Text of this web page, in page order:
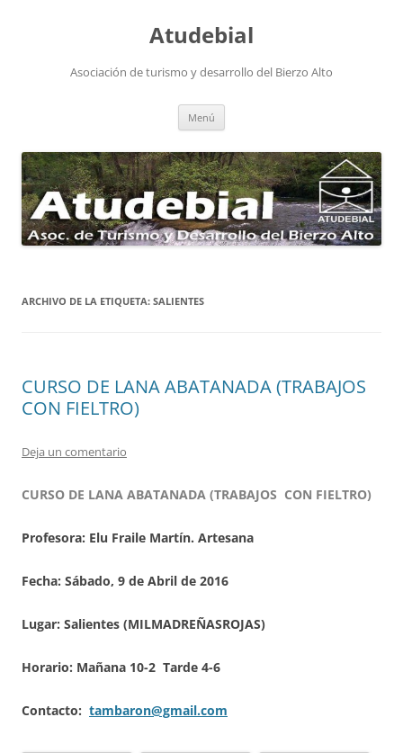
Atudebial
Asociación de turismo y desarrollo del Bierzo Alto
Menú
ARCHIVO DE LA ETIQUETA: SALIENTES
CURSO DE LANA ABATANADA (TRABAJOS
CON FIELTRO)
Deja un comentario
CURSO DE LANA ABATANADA (TRABAJOS CON FIELTRO)
Profesora: Elu Fraile Martín. Artesana
Fecha: Sábado, 9 de Abril de 2016
Lugar: Salientes (MILMADREÑASROJAS)
Horario: Mañana 10-2 Tarde 4-6
Contacto: tambaron@gmail.com